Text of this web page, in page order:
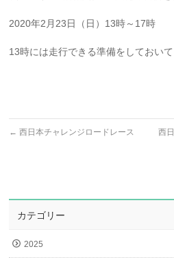
2020年2月23日（日）13時～17時
13時には走行できる準備をしておいて
← 西日本チャレンジロードレース
西
カテゴリー
2025